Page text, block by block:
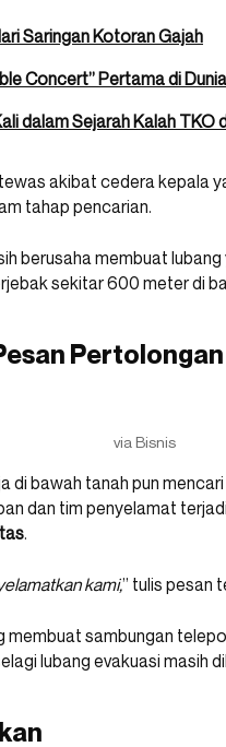
Saringan Kotoran Gajah
Concert” Pertama di
dalam Sejarah Kalah TKO
akibat cedera kepala
tahap pencarian.
berusaha membuat lubang
sekitar 600 meter di
Pertolongan
via Bisnis
di bawah tanah pun
dan tim penyelamat
.
kami,” tulis pesan
membuat sambungan
lubang evakuasi masih